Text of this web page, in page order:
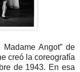
Angot” de
creó la coreografía
de 1943. En esa